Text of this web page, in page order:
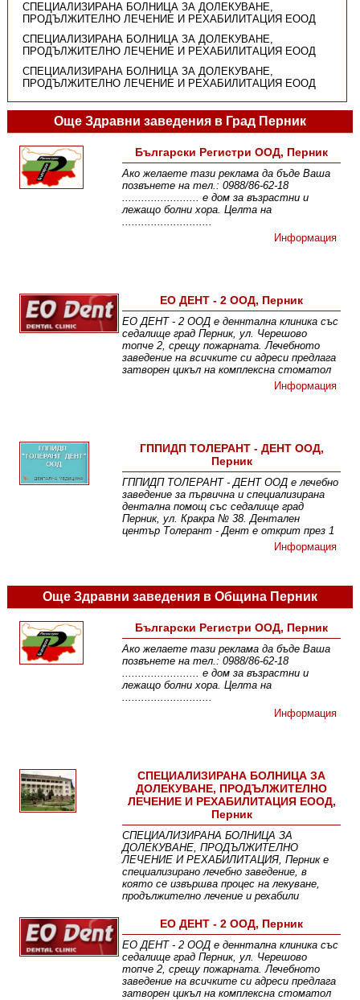
СПЕЦИАЛИЗИРАНА БОЛНИЦА ЗА ДОЛЕКУВАНЕ,
ПРОДЪЛЖИТЕЛНО ЛЕЧЕНИЕ И РЕХАБИЛИТАЦИЯ ЕООД
СПЕЦИАЛИЗИРАНА БОЛНИЦА ЗА ДОЛЕКУВАНЕ,
ПРОДЪЛЖИТЕЛНО ЛЕЧЕНИЕ И РЕХАБИЛИТАЦИЯ ЕООД
СПЕЦИАЛИЗИРАНА БОЛНИЦА ЗА ДОЛЕКУВАНЕ,
ПРОДЪЛЖИТЕЛНО ЛЕЧЕНИЕ И РЕХАБИЛИТАЦИЯ ЕООД
Още Здравни заведения в Град Перник
Български Регистри ООД, Перник
Ако желаете тази реклама да бъде Ваша
позвънете на тел.: 0988/86-62-18
........................ е дом за възрастни и
лежащо болни хора. Целта на
............................
Информация
ЕО ДЕНТ - 2 ООД, Перник
ЕО ДЕНТ - 2 ООД е деннтална клиника със
седалище град Перник, ул. Черешово
топче 2, срещу пожарната. Лечебното
заведение на всичките си адреси предлага
затворен цикъл на комплексна стоматол
Информация
ГППИДП ТОЛЕРАНТ - ДЕНТ ООД,
Перник
ГППИДП ТОЛЕРАНТ - ДЕНТ ООД е лечебно
заведение за първична и специализирана
дентална помощ със седалище град
Перник, ул. Кракра № 38. Дентален
център Толерант - Дент е открит през 1
Информация
Още Здравни заведения в Община Перник
Български Регистри ООД, Перник
Ако желаете тази реклама да бъде Ваша
позвънете на тел.: 0988/86-62-18
........................ е дом за възрастни и
лежащо болни хора. Целта на
............................
Информация
СПЕЦИАЛИЗИРАНА БОЛНИЦА ЗА
ДОЛЕКУВАНЕ, ПРОДЪЛЖИТЕЛНО
ЛЕЧЕНИЕ И РЕХАБИЛИТАЦИЯ ЕООД,
Перник
СПЕЦИАЛИЗИРАНА БОЛНИЦА ЗА
ДОЛЕКУВАНЕ, ПРОДЪЛЖИТЕЛНО
ЛЕЧЕНИЕ И РЕХАБИЛИТАЦИЯ, Перник е
специализирано лечебно заведение, в
която се извършва процес на лекуване,
продължително лечение и рехабили
ЕО ДЕНТ - 2 ООД, Перник
ЕО ДЕНТ - 2 ООД е деннтална клиника със
седалище град Перник, ул. Черешово
топче 2, срещу пожарната. Лечебното
заведение на всичките си адреси предлага
затворен цикъл на комплексна стоматол